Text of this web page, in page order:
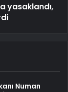
yasaklandı,
Numan